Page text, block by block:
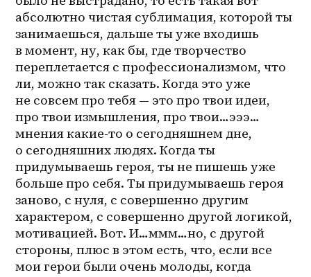
абсолютно чистая сублимация, которой ты
занимаешься, дальше ты уже входишь
в момент, ну, как бы, где творчество
переплетается с профессионализмом, что
ли, можно так сказать. Когда это уже
не совсем про тебя — это про твои идеи,
про твои измышления, про твои…эээ…
мнения какие-то о сегодняшнем дне,
о сегодняшних людях. Когда ты
придумываешь героя, ты не пишешь уже
больше про себя. Ты придумываешь героя
заново, с нуля, с совершенно другим
характером, с совершенно другой логикой,
мотивацией. Вот. И…ммм…но, с другой
стороны, плюс в этом есть, что, если все
мои герои были очень молоды, когда